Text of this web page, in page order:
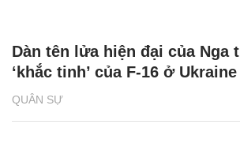
QUÂN SỰ
Dàn tên lửa hiện đại của Nga
‘khắc tinh’ của F-16 ở Ukraine